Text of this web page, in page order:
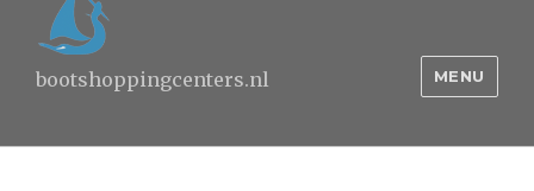
bootshoppingcenters.nl MENU